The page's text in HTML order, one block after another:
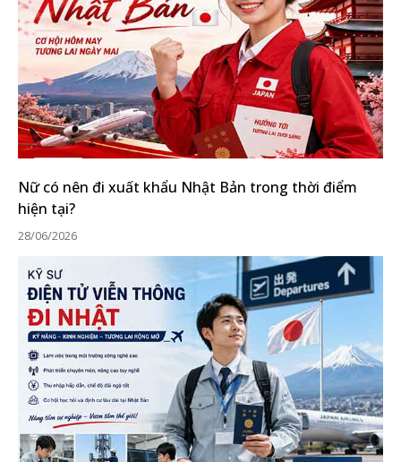
Nữ có nên đi xuất khẩu Nhật Bản trong thời điểm
hiện tại?
28/06/2026